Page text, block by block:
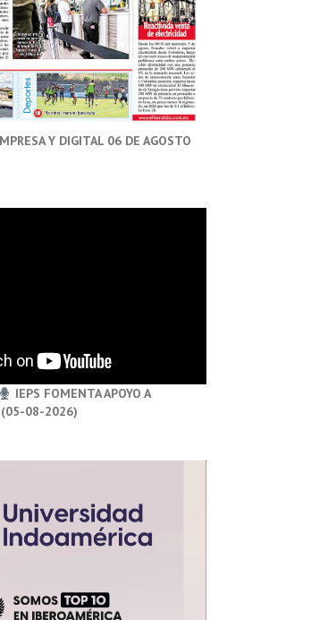
Y DIGITAL 06 DE AGOSTO
IEPS FOMENTA APOYO A
(05-08-2026)